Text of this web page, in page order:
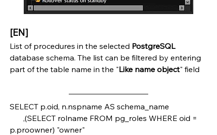
[EN]
List of procedures in the selected
PostgreSQL
database schema. The list can be filtered by entering
part of the table name in the "Like name object" field
SELECT p.oid, n.nspname AS schema_name
,(SELECT rolname FROM pg_roles WHERE oid =
p.proowner) "owner"